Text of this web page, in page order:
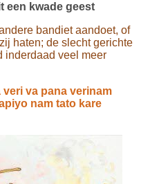
een kwade geest
bandiet aandoet, of
haten; de slecht gerichte
inderdaad veel meer
va pana verinam
nam tato kare